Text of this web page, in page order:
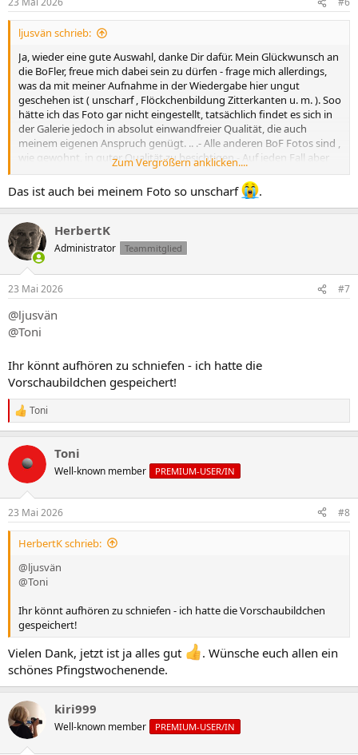
e
n
ljusvän schrieb:
Ja, wieder eine gute Auswahl, danke Dir dafür. Mein Glückwunsch an
die BoFler, freue mich dabei sein zu dürfen - frage mich allerdings,
was da mit meiner Aufnahme in der Wiedergabe hier ungut
geschehen ist ( unscharf , Flöckchenbildung Zitterkanten u. m. ). Soo
hätte ich das Foto gar nicht eingestellt, tatsächlich findet es sich in
der Galerie jedoch in absolut einwandfreier Qualität, die auch
meinem eigenen Anspruch genügt. .. .- Alle anderen BoF Fotos sind ,
wie gewohnt, in guter Qualität zu besichtigen.- Auf jeden Fall aber
Euch ein schönes Wochenende.- Gruß Heiko, ein wenig ratlos
Zum Vergrößern anklicken....
Das ist auch bei meinem Foto so unscharf .
HerbertK
Administrator Teammitglied
23 Mai 2026 #7
@ljusvän
@Toni
Ihr könnt aufhören zu schniefen - ich hatte die
Vorschaubildchen gespeichert!
R
e
k
i
e
n
Toni
Toni
Well-known member PREMIUM-USER/IN
23 Mai 2026 #8
HerbertK schrieb:
@ljusvän
@Toni
Ihr könnt aufhören zu schniefen - ich hatte die Vorschaubildchen
gespeichert!
Vielen Dank, jetzt ist ja alles gut
. Wünsche euch allen ein
schönes Pfingstwochenende.
kiri999
Well-known member PREMIUM-USER/IN